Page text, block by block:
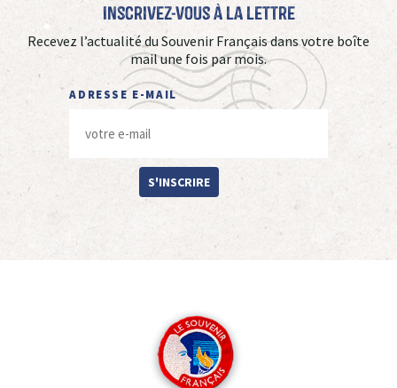
Inscrivez-vous à La Lettre
Recevez l’actualité du Souvenir Français dans votre boîte
mail une fois par mois.
ADRESSE E-MAIL
S'INSCRIRE